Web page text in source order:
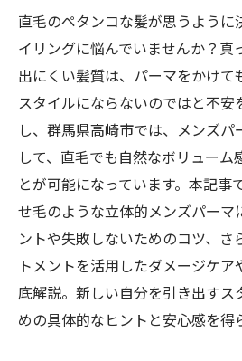
直毛のペタンコな髪が思うように
イリングに悩んでいませんか？真
出にくい髪質は、パーマをかけて
スタイルにならないのではと不安
し、群馬県高崎市では、メンズ
して、直毛でも自然なボリューム
とが可能になっています。本記事
せ毛のような立体的メンズパーマ
ントや失敗しないためのコツ、さ
トメントを活用したダメージケ
底解説。新しい自分を引き出すス
めの具体的なヒントと安心感を得